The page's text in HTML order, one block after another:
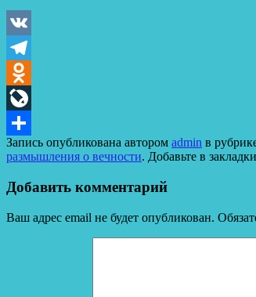
VK
Telegram
Odnoklassniki
LiveJournal
Отправить
Запись опубликована автором admin в
размышления о вечности. Добавьте в закладки
Добавить комментарий
Ваш адрес email не будет опубликован.